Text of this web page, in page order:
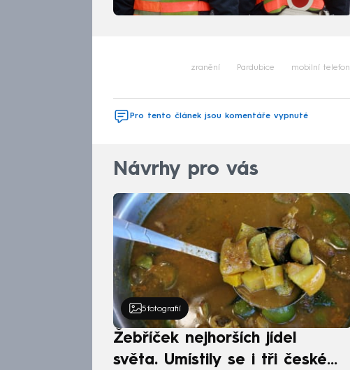
zranění Pardubice mobilní telefon
Pro tento článek jsou komentáře vypnuté
Návrhy pro vás
5 fotografií
Žebříček nejhorších jídel
světa. Umístily se i tři české